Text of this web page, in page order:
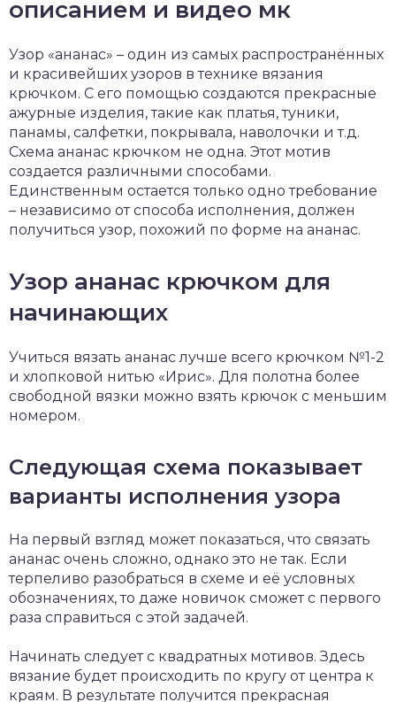
описанием и видео мк
Узор «ананас» – один из самых распространённых
и красивейших узоров в технике вязания
крючком. С его помощью создаются прекрасные
ажурные изделия, такие как платья, туники,
панамы, салфетки, покрывала, наволочки и т.д.
Схема ананас крючком не одна. Этот мотив
создается различными способами.
Единственным остается только одно требование
– независимо от способа исполнения, должен
получиться узор, похожий по форме на ананас.
Узор ананас крючком для
начинающих
Учиться вязать ананас лучше всего крючком №1-2
и хлопковой нитью «Ирис». Для полотна более
свободной вязки можно взять крючок с меньшим
номером.
Следующая схема показывает
варианты исполнения узора
На первый взгляд может показаться, что связать
ананас очень сложно, однако это не так. Если
терпеливо разобраться в схеме и её условных
обозначениях, то даже новичок сможет с первого
раза справиться с этой задачей.
Начинать следует с квадратных мотивов. Здесь
вязание будет происходить по кругу от центра к
краям. В результате получится прекрасная